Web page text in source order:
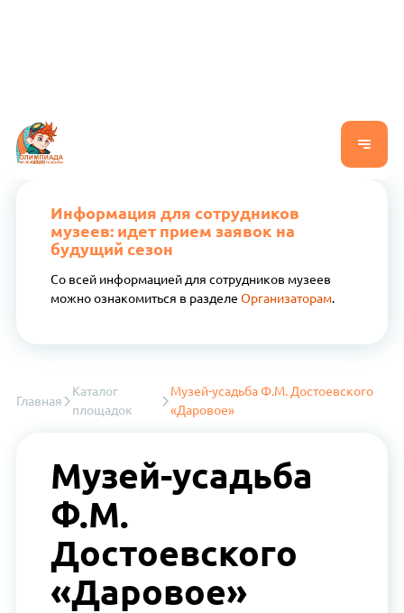
Информация для сотрудников
музеев: идет прием заявок на
будущий сезон
Со всей информацией для сотрудников музеев
можно ознакомиться в разделе Организаторам.
Главная
Каталог
площадок
Музей-усадьба Ф.М. Достоевского
«Даровое»
Музей-усадьба
Ф.М.
Достоевского
«Даровое»